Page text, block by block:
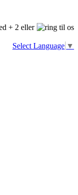
+ 2 eller
Select Language ▼